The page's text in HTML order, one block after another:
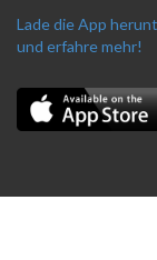
Lade die App
und erfahre mehr!